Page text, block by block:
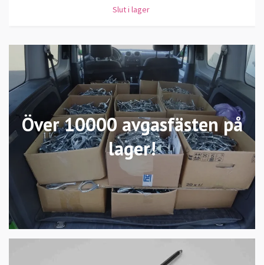
Över 10000 avgasfästen på
lager!
Slut i lager